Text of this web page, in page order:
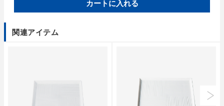
カートに入れる
関連アイテム